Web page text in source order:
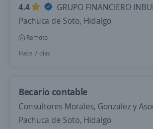
4.4
GRUPO FINANCIERO
Pachuca de Soto, Hidalgo
Remoto
Hace 7 días
Becario contable
Consultores Morales, Gonzalez y
Pachuca de Soto, Hidalgo